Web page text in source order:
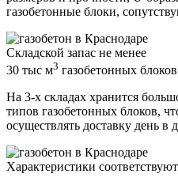
газобетонные блоки,
Складской запас не менее
30 тыс м3 газобетонных блоков
На 3-х складах хранится
типов газобетонных блоков,
осуществлять доставку день в
Характеристики